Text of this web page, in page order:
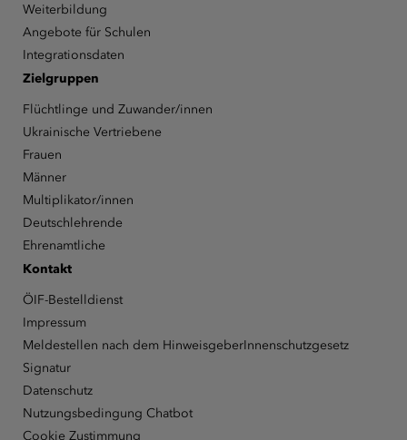
Weiterbildung
Angebote für Schulen
Integrationsdaten
Zielgruppen
Flüchtlinge und Zuwander/innen
Ukrainische Vertriebene
Frauen
Männer
Multiplikator/innen
Deutschlehrende
Ehrenamtliche
Kontakt
ÖIF-Bestelldienst
Impressum
Meldestellen nach dem HinweisgeberInnenschutzgesetz
Signatur
Datenschutz
Nutzungsbedingung Chatbot
Cookie Zustimmung